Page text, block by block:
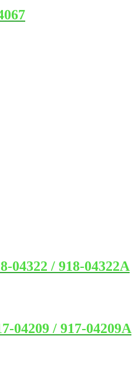
/ 918-04322A
04209 / 917-04209A